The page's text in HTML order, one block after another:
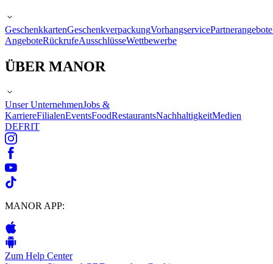
GeschenkkartenGeschenkverpackungVorhangservicePartnerangebote
AngeboteRückrufeAusschlüsseWettbewerbe
ÜBER MANOR
Unser UnternehmenJobs &
KarriereFilialenEventsFoodRestaurantsNachhaltigkeitMedien
DEFRIT
MANOR APP:
Zum Help Center